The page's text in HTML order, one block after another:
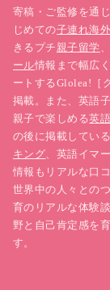
寄稿・ご監修を通
じめての子連れ海
きるプチ親子留学
ール情報まで幅広く
ートするGlolea!［
掲載。また、英語
親子で楽しめる英
の後に掲載してい
キング、英語イマ
情報もリアルな口
世界中の人々との
育のリアルな体験
野と自己肯定感を
す。